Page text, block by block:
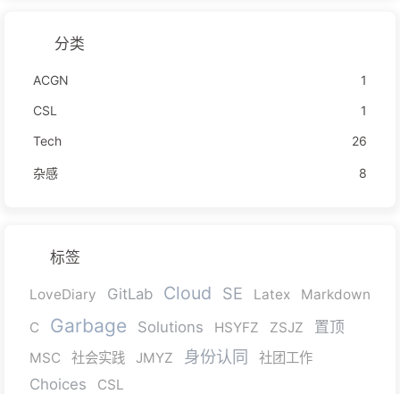
分类
ACGN
1
CSL
1
Tech
26
杂感 8
标签
LoveDiary GitLab Cloud SE Latex
Markdown
C
Garbage Solutions HSYFZ ZSJZ 置顶
MSC 社会实践 JMYZ 身份认同 社团工作
Choices CSL